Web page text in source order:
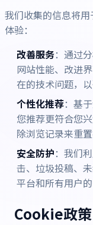
我们收集的信息将
体验：
改善服务：通过
网站性能、改进
在的技术问题，
个性化推荐：基
您推荐更符合您
除浏览记录来重置
安全防护：我们
击、垃圾投稿、
平台和所有用户的
Cookie政策